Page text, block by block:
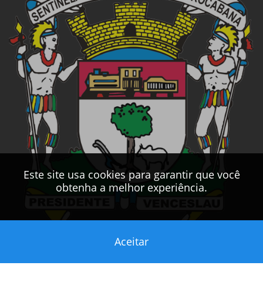
Este site usa cookies para garantir que você
obtenha a melhor experiência.
Aceitar